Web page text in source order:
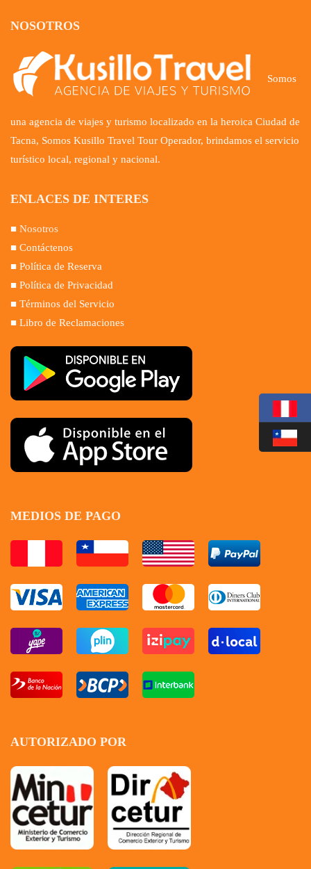
NOSOTROS
Somos
una agencia de viajes y turismo localizado en la heroica Ciudad de
Tacna, Somos Kusillo Travel Tour Operador, brindamos el servicio
turístico local, regional y nacional.
ENLACES DE INTERES
■ Nosotros
■ Contáctenos
■ Política de Reserva
■ Política de Privacidad
■ Términos del Servicio
■ Libro de Reclamaciones
MEDIOS DE PAGO
AUTORIZADO POR